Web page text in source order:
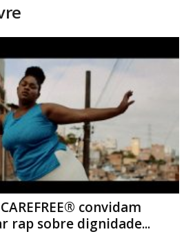
convidam
rap sobre dignidade...